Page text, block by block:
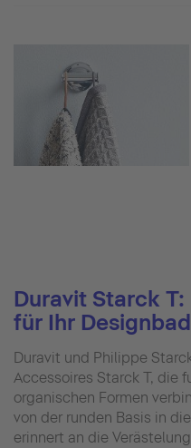
Duravit Starck
für Ihr Designbad
Duravit und Philippe
Accessoires Starck T, die
organischen Formen
von der runden Basis in
erinnert an die